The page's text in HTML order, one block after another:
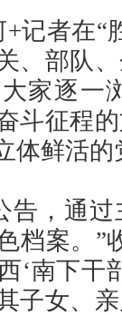
+记者在
、部队
家逐一
斗征程
体鲜活
告，通
档案。”
‘南下干
子女、